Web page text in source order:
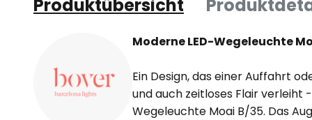
Produktübersicht
Moderne LED-Wegeleuchte
Ein Design, das einer Auffahrt
und auch zeitloses Flair verleiht
Wegeleuchte Moai B/35. Das